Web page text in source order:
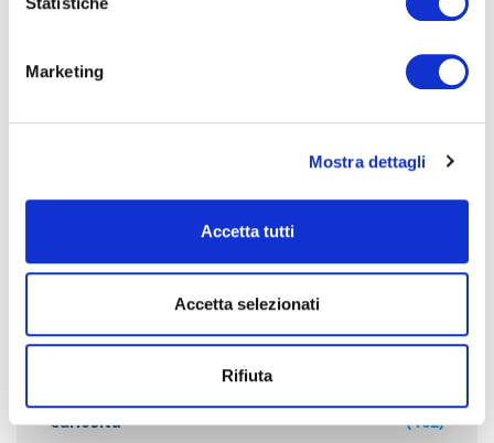
Marketing
Mostra dettagli
Accetta tutti
Accetta selezionati
Rifiuta
[custom-facebook-feed nofollow="false"]
Articoli in primo piano (344)
Curiosità (162)